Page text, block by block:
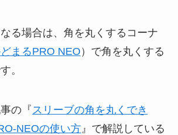
る場合は、角を丸くするコーナ
まるPRO NEO）で角を丸くする
。
の『スリーブの角を丸くでき
NEOの使い方』で解説している